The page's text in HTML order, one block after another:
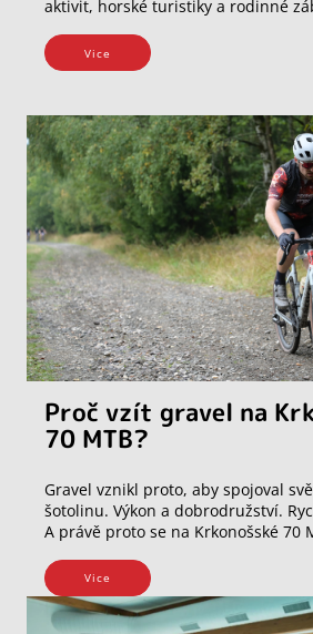
aktivit, horské turistiky a rodinné
Vice
Proč vzít gravel na
70 MTB?
Gravel vznikl proto, aby spojoval
šotolinu. Výkon a dobrodružství.
A právě proto se na Krkonošské 70
Vice